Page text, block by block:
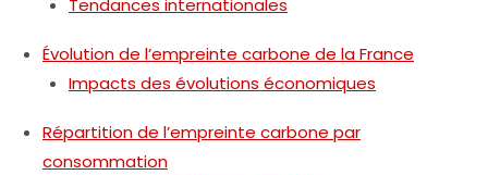
Tendances internationales
Évolution de l’empreinte carbone de la France
Impacts des évolutions économiques
Répartition de l’empreinte carbone par
consommation